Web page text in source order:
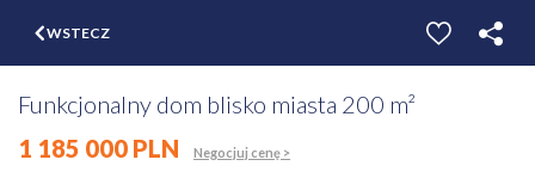
WSTECZ
Funkcjonalny dom blisko miasta 200 m²
1 185 000 PLN
Negocjuj cenę >